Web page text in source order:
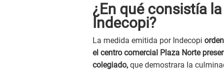
¿En qué consistía
Indecopi?
La medida emitida por Indecopi
el centro comercial Plaza Norte
colegiado, que demostrara la